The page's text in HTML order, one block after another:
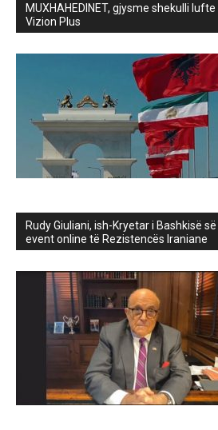
MUXHAHEDINET, gjysme shekulli
Vizion Plus
Rudy Giuliani, ish-Kryetar i Bashkisë
event online të Rezistencës Iraniane